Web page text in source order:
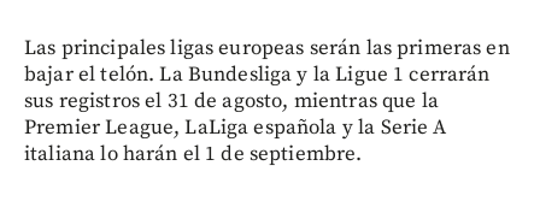
Las principales ligas europeas serán las primeras en
bajar el telón. La Bundesliga y la Ligue 1 cerrarán
sus registros el 31 de agosto, mientras que la
Premier League, LaLiga española y la Serie A
italiana lo harán el 1 de septiembre.